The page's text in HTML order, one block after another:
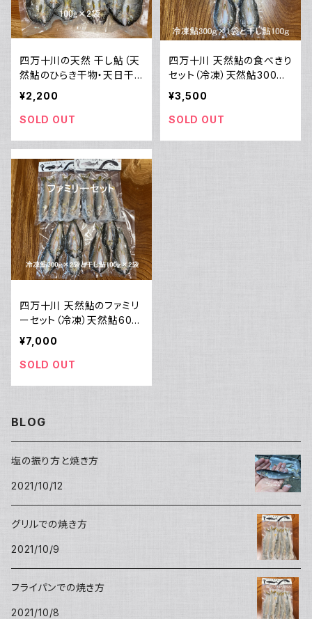
四万十川の天然 干し鮎（天
然鮎のひらき干物・天日干
し）100ｇ×２（冷凍）
¥2,200
SOLD OUT
四万十川 天然鮎の食べきり
セット（冷凍）天然鮎300ｇ
＆干し鮎・干物ひらき100ｇ
¥3,500
SOLD OUT
四万十川 天然鮎のファミリ
ーセット（冷凍）天然鮎600
ｇ＆干し鮎・干物ひらき200
¥7,000
SOLD OUT
BLOG
塩の振り方と焼き方
2021/10/12
グリルでの焼き方
2021/10/9
フライパンでの焼き方
2021/10/8